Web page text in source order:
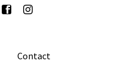
Contact